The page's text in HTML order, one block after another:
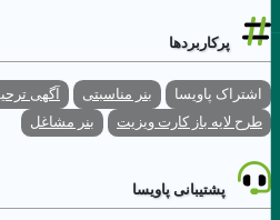
پرکاربردها
اشتراک پاویسا بنر مناسبتی آگهی ترحیم
طرح لایه باز کارت ویزیت
بنر مشاغل
پشتیبانی پاویسا